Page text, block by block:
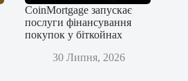
CoinMortgage запускає
послуги фінансування
покупок у біткойнах
30 Липня, 2026